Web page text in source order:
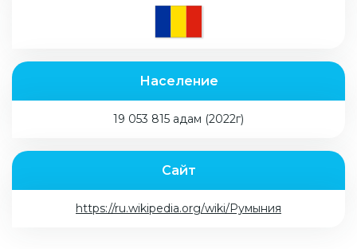
Население
19 053 815 адам (2022г)
Сайт
https://ru.wikipedia.org/wiki/Румыния